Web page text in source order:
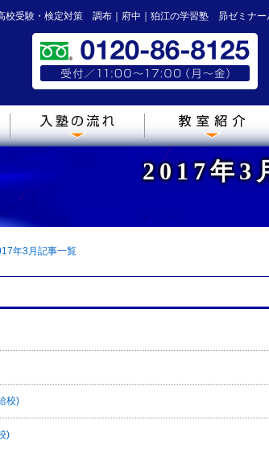
校受験・検定対策 調布｜府中｜狛江の学習塾 昴ゼミナー
2017年3
年3月記事一覧
校)
)